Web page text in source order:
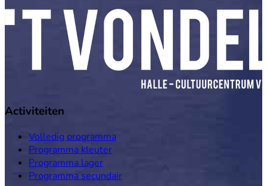
Activiteiten
Volledig programma
Programma kleuter
Programma lager
Programma secundair